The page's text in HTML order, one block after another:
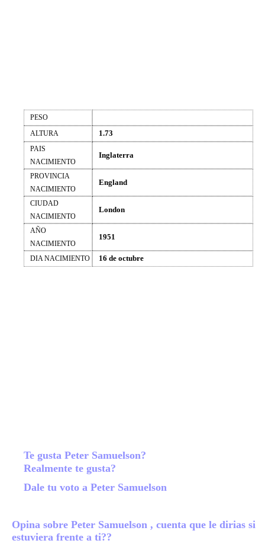
PESO
ALTURA
1.73
PAIS
NACIMIENTO
Inglaterra
PROVINCIA
NACIMIENTO
England
CIUDAD
NACIMIENTO
London
AÑO
NACIMIENTO
1951
DIA NACIMIENTO 16 de octubre
Te gusta Peter Samuelson?
Realmente te gusta?
Dale tu voto a Peter Samuelson
Opina sobre Peter Samuelson , cuenta que le dirias si
estuviera frente a ti??